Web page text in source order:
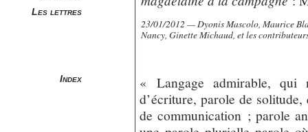
Les lettres
Index
23/01/2012 — Dyonis Mascolo, Maurice
Nancy, Ginette Michaud, et les
« Langage admirable, qui
d’écriture, parole de
de communication ; parole